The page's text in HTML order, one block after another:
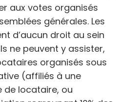
aux votes organisés
générales. Les
d’aucun droit au sein
ne peuvent y assister,
organisés sous
(affiliés à une
de locataire, ou